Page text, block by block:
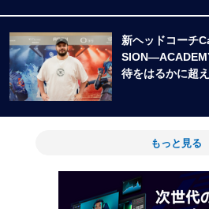
新ヘッドコーチ
待をはるかに超
もっと見る